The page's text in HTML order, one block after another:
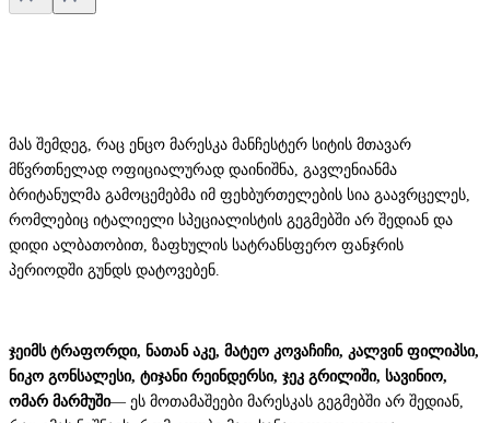
მას შემდეგ, რაც ენცო მარესკა მანჩესტერ სიტის მთავარ
მწვრთნელად ოფიციალურად დაინიშნა, გავლენიანმა
ბრიტანულმა გამოცემებმა იმ ფეხბურთელების სია გაავრცელეს,
რომლებიც იტალიელი სპეციალისტის გეგმებში არ შედიან და
დიდი ალბათობით, ზაფხულის სატრანსფერო ფანჯრის
პერიოდში გუნდს დატოვებენ.
ჯეიმს ტრაფორდი, ნათან აკე, მატეო კოვაჩიჩი, კალვინ ფილიპსი,
ნიკო გონსალესი, ტიჯანი რეინდერსი, ჯეკ გრილიში, სავინიო,
ომარ მარმუში— ეს მოთამაშეები მარესკას გეგმებში არ შედიან,